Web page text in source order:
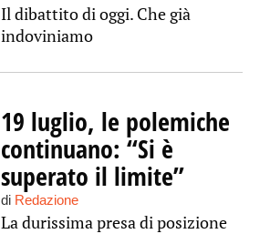
Il dibattito di oggi. Che già
indoviniamo
19 luglio, le polemiche
continuano: “Si è
superato il limite”
di Redazione
La durissima presa di posizione